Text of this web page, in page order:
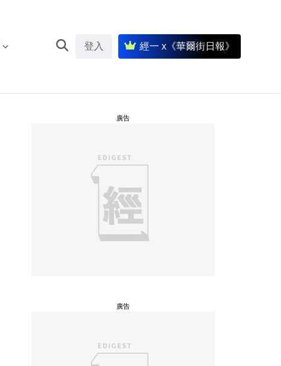
登入 經一 x《華爾街日報》
廣告
廣告